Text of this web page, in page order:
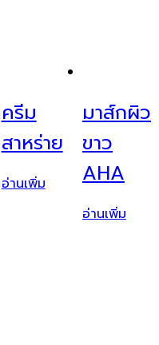
ครีม
สาหร่าย
อ่านเพิ่ม
มาส์กผิว
ขาว
AHA
อ่านเพิ่ม